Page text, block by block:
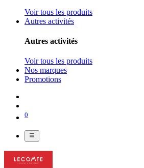
Voir tous les produits
Autres activités
Autres activités
Voir tous les produits
Nos marques
Promotions
0